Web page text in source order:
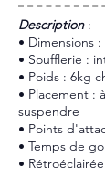
​Description:
• Dimensions
• Soufflerie :
• Poids : 6kg
• Placement :
suspendre
• Points
• Temps de
•